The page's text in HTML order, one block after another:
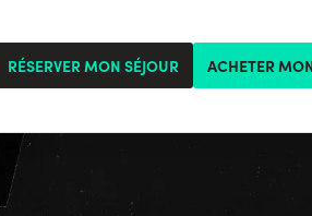
RÉSERVER MON SÉJOUR ACHETER